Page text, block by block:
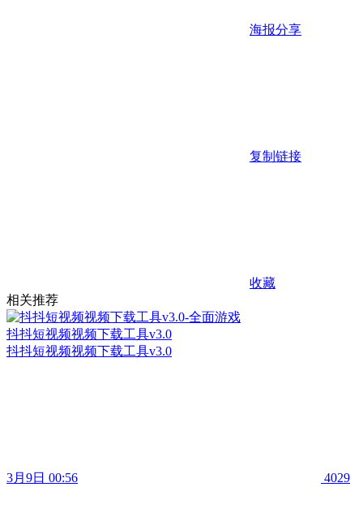
海报分享
复制链接
收藏
相关推荐
抖抖短视频视频下载工具v3.0
抖抖短视频视频下载工具v3.0
3月9日 00:56 4029